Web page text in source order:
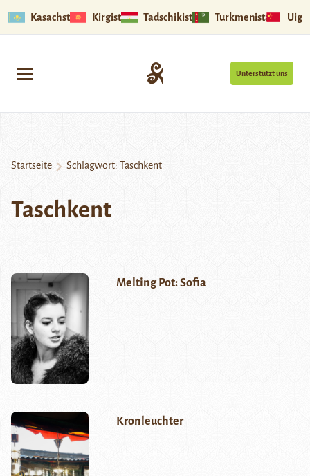
Kasachstan Kirgistan Tadschikistan Turkmenistan
Unterstützt uns
Startseite Schlagwort: Taschkent
Taschkent
Melting Pot: Sofia
Kronleuchter